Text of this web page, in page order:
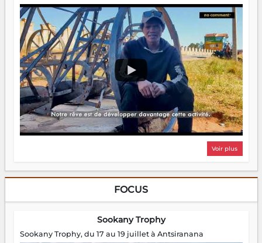
Voir plus
FOCUS
Sookany Trophy
Sookany Trophy, du 17 au 19 juillet à Antsiranana